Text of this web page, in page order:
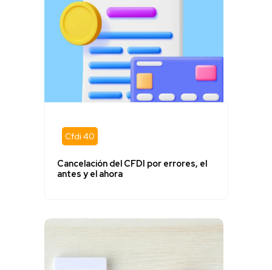
Cfdi 40
Cancelación del CFDI por errores, el
antes y el ahora